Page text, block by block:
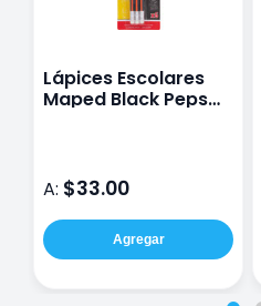
Lápices Escolares
Maped Black Peps
A: $33.00
Agregar